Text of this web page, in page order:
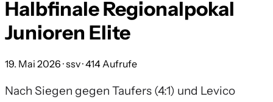
Halbfinale Regionalpokal
Junioren Elite
19. Mai 2026 · ssv· 414 Aufrufe
Nach Siegen gegen Taufers (4:1) und Levico